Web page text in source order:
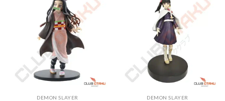
DEMON SLAYER DEMON SLAYER